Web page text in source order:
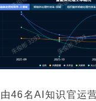
46名AI知识官运